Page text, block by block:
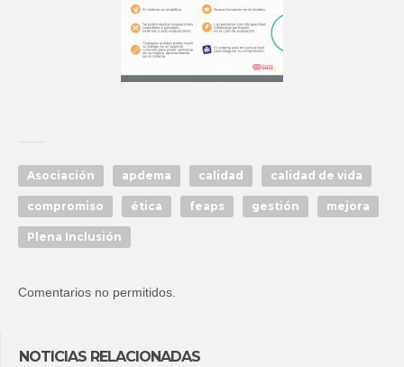
Asociación apdema calidad calidad de vida
compromiso ética feaps gestión mejora
Plena Inclusión
Comentarios no permitidos.
NOTICIAS RELACIONADAS